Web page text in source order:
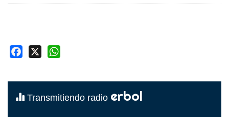
Facebook
Transmitiendo radio erbol